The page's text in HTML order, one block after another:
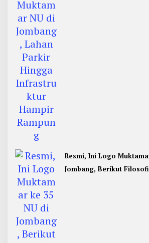
Resmi, Ini Logo
Jombang, Berikut